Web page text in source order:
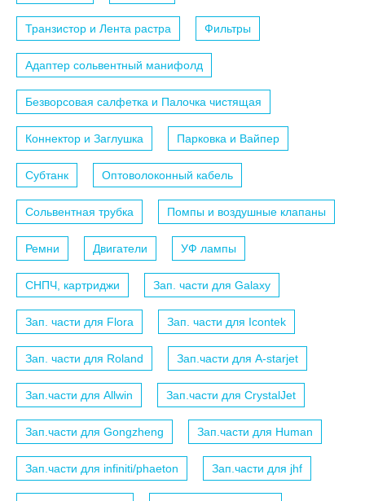
Транзистор и Лента растра Фильтры
Адаптер сольвентный манифолд
Безворсовая салфетка и Палочка чистящая
Коннектор и Заглушка Парковка и Вайпер
Субтанк Оптоволоконный кабель
Сольвентная трубка Помпы и воздушные клапаны
Ремни Двигатели УФ лампы
СНПЧ, картриджи Зап. части для Galaxy
Зап. части для Flora Зап. части для Icontek
Зап. части для Roland Зап.части для A-starjet
Зап.части для Allwin Зап.части для CrystalJet
Зап.части для Gongzheng Зап.части для Human
Зап.части для infiniti/phaeton Зап.части для jhf